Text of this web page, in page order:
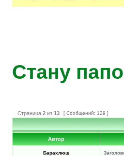
Стану
Страница 2 из 13 [ Сообщений: 129 ]
Автор
Барахлюш